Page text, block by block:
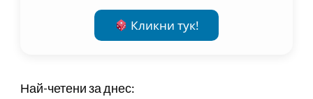
Кликни тук!
Най-четени за днес: